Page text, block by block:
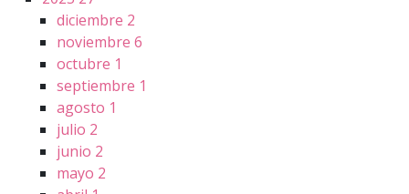
diciembre 2
noviembre 6
octubre 1
septiembre 1
agosto 1
julio 2
junio 2
mayo 2